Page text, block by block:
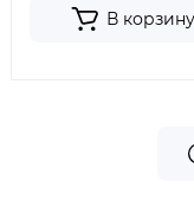
В корзину